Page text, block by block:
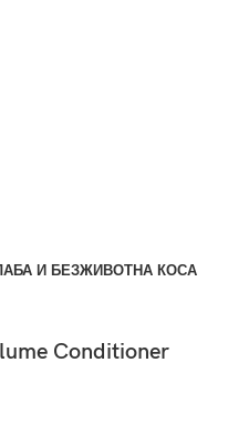
И БЕЗЖИВОТНА КОСА
Conditioner